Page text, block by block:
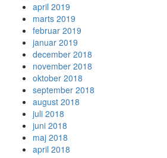
april 2019
marts 2019
februar 2019
januar 2019
december 2018
november 2018
oktober 2018
september 2018
august 2018
juli 2018
juni 2018
maj 2018
april 2018